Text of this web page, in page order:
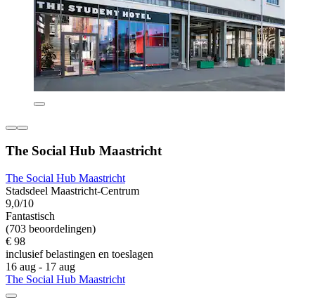
The Social Hub Maastricht
The Social Hub Maastricht
Stadsdeel Maastricht-Centrum
9,0/10
Fantastisch
(703 beoordelingen)
€ 98
inclusief belastingen en toeslagen
16 aug - 17 aug
The Social Hub Maastricht